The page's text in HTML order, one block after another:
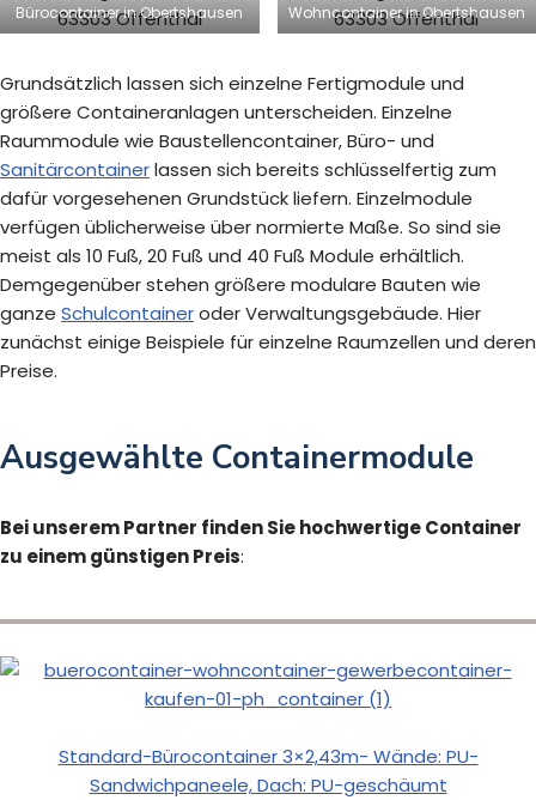
Bürocontainer in Obertshausen Wohncontainer in Obertshausen
Grundsätzlich lassen sich einzelne Fertigmodule und
größere Containeranlagen unterscheiden. Einzelne
Raummodule wie Baustellencontainer, Büro- und
Sanitärcontainerlassen sich bereits schlüsselfertig zum
dafür vorgesehenen Grundstück liefern. Einzelmodule
verfügen üblicherweise über normierte Maße. So sind sie
meist als 10 Fuß, 20 Fuß und 40 Fuß Module erhältlich.
Demgegenüber stehen größere modulare Bauten wie
ganze Schulcontaineroder Verwaltungsgebäude. Hier
zunächst einige Beispiele für einzelne Raumzellen und deren
Preise.
Ausgewählte Containermodule
Bei unserem Partner finden Sie hochwertige Container
zu einem günstigen Preis:
Standard-Bürocontainer 3×2,43m- Wände: PU-
Sandwichpaneele, Dach: PU-geschäumt